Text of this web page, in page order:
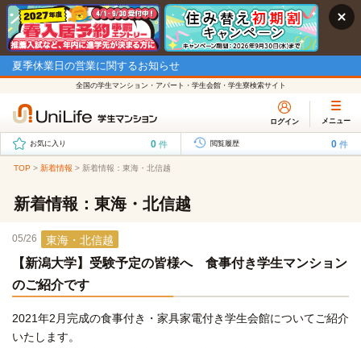
夏季休業日の営業に関するお知らせ
全国の学生マンション・アパート・学生会館・学生寮検索サイト
ログイン メニュー
お気に入り 0 件 閲覧履歴 0 件
TOP > 新着情報 > 新着情報：東海・北信越
新着情報：東海・北信越
05/26 東海・北信越
【新潟大学】受験予定の皆様へ 食事付き学生マンション
のご紹介です
2021年2月完成の食事付き・家具家電付き学生会館についてご紹介
いたします。